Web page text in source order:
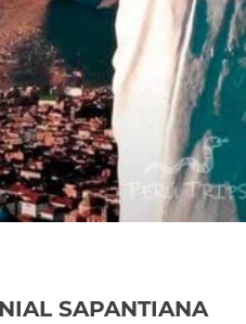
SAPANTIANA